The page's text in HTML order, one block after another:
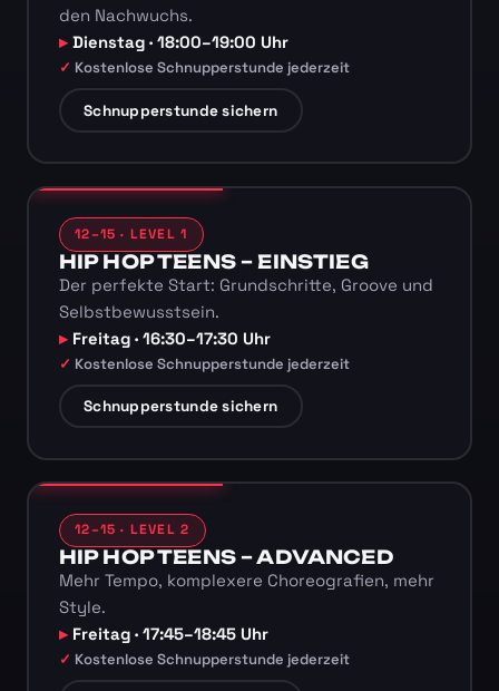
den Nachwuchs.
Dienstag · 18:00–19:00 Uhr
Kostenlose Schnupperstunde jederzeit
Schnupperstunde sichern
12–15 · LEVEL 1
HIP HOP TEENS – EINSTIEG
Der perfekte Start: Grundschritte, Groove und
Selbstbewusstsein.
Freitag · 16:30–17:30 Uhr
Kostenlose Schnupperstunde jederzeit
Schnupperstunde sichern
12–15 · LEVEL 2
HIP HOP TEENS – ADVANCED
Mehr Tempo, komplexere Choreografien, mehr
Style.
Freitag · 17:45–18:45 Uhr
Kostenlose Schnupperstunde jederzeit